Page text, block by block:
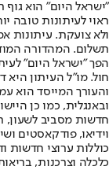
"ישראל היום" הוא
ראוי לעיתונות טובה
ולא צועקת. עיתונות
הפך "ישראל היום"
חול. מו"ל העיתון היא
והעורך המייסד הוא
חדשות מסביב לשעון,
וידיאו, פודקאסטים
כוללות ערוצי חדשות